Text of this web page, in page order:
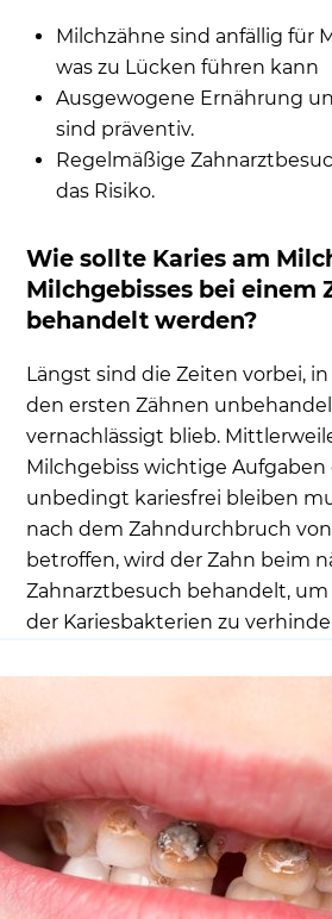
Milchzähne sind anfällig für
was zu Lücken führen kann
Ausgewogene Ernährung
sind präventiv.
Regelmäßige
das Risiko.
Wie sollte Karies am
Milchgebisses bei einem
behandelt werden?
Längst sind die Zeiten vorbei,
den ersten Zähnen
vernachlässigt blieb.
Milchgebiss wichtige
unbedingt kariesfrei bleiben
nach dem Zahndurchbruch
betroffen, wird der Zahn beim
Zahnarztbesuch behandelt,
der Kariesbakterien zu